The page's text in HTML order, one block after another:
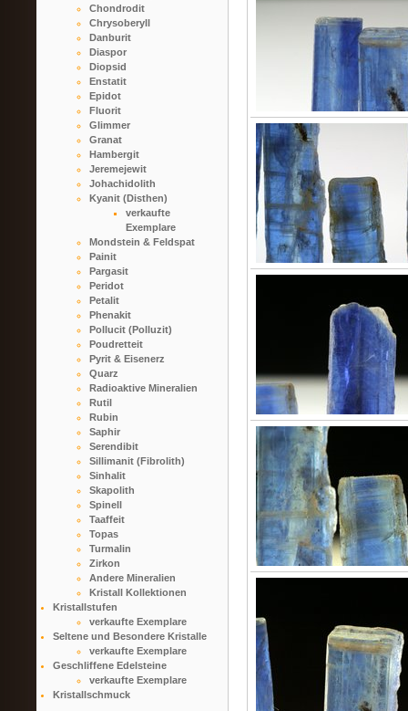
Chondrodit
Chrysoberyll
Danburit
Diaspor
Diopsid
Enstatit
Epidot
Fluorit
Glimmer
Granat
Hambergit
Jeremejewit
Johachidolith
Kyanit (Disthen)
verkaufte
Exemplare
Mondstein & Feldspat
Painit
Pargasit
Peridot
Petalit
Phenakit
Pollucit (Polluzit)
Poudretteit
Pyrit & Eisenerz
Quarz
Radioaktive Mineralien
Rutil
Rubin
Saphir
Serendibit
Sillimanit (Fibrolith)
Sinhalit
Skapolith
Spinell
Taaffeit
Topas
Turmalin
Zirkon
Andere Mineralien
Kristall Kollektionen
Kristallstufen
verkaufte Exemplare
Seltene und Besondere Kristalle
verkaufte Exemplare
Geschliffene Edelsteine
verkaufte Exemplare
Kristallschmuck